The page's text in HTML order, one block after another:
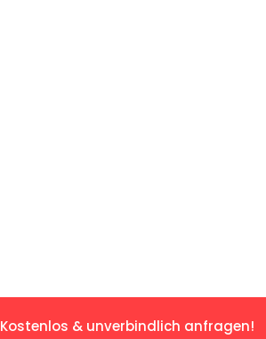
Kostenlos & unverbindlich anfragen!